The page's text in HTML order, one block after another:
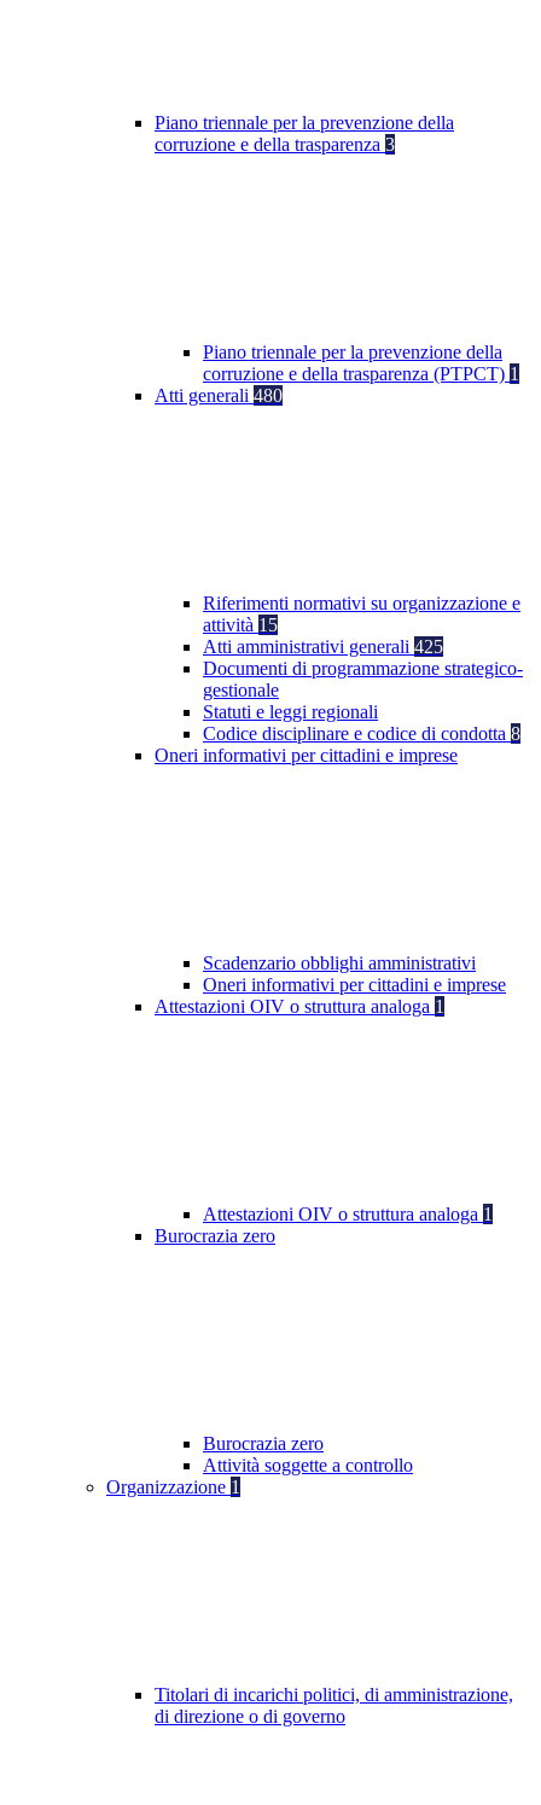
Piano triennale per la prevenzione della
corruzione e della trasparenza 3
Piano triennale per la prevenzione della
corruzione e della trasparenza (PTPCT) 1
Atti generali 480
Riferimenti normativi su organizzazione e
attività 15
Atti amministrativi generali 425
Documenti di programmazione strategico-
gestionale
Statuti e leggi regionali
Codice disciplinare e codice di condotta 8
Oneri informativi per cittadini e imprese
Scadenzario obblighi amministrativi
Oneri informativi per cittadini e imprese
Attestazioni OIV o struttura analoga 1
Attestazioni OIV o struttura analoga 1
Burocrazia zero
Burocrazia zero
Attività soggette a controllo
Organizzazione 1
Titolari di incarichi politici, di amministrazione,
di direzione o di governo